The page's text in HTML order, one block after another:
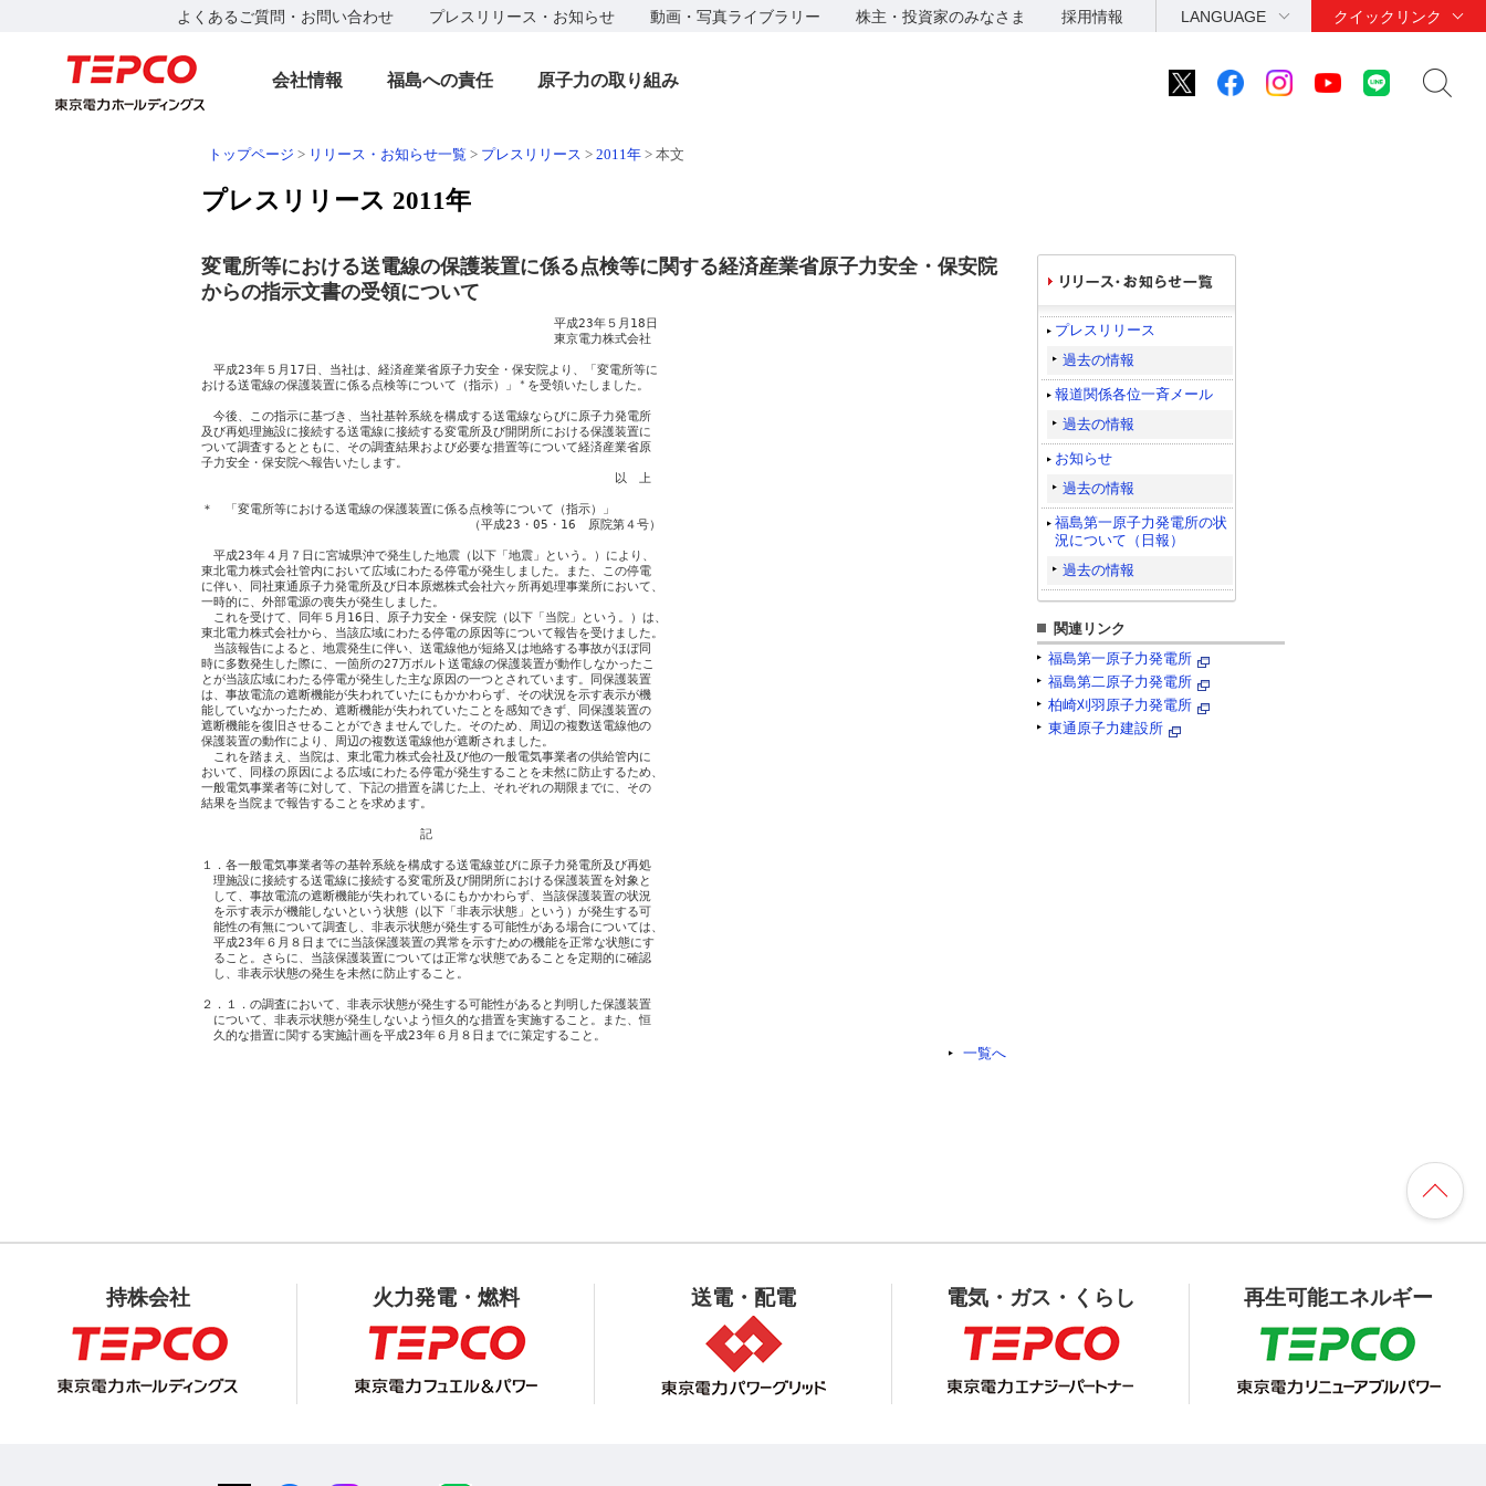
よくあるご質問・お問い合わせ プレスリリース・お知らせ 動画・写真ライブラリー 株主・投資家のみなさま 採用情報 LANGUAGE クイックリンク
会社情報 福島への責任 原子力の取り組み
トップページ > リリース・お知らせ一覧 > プレスリリース > 2011年 > 本文
プレスリリース 2011年
変電所等における送電線の保護装置に係る点検等に関する経済産業省原子力安全・保安院
からの指示文書の受領について
平成23年５月18日
東京電力株式会社
平成23年５月17日、当社は、経済産業省原子力安全・保安院より、「変電所等に
おける送電線の保護装置に係る点検等について（指示）」
＊ を受領いたしました。
今後、この指示に基づき、当社基幹系統を構成する送電線ならびに原子力発電所
及び再処理施設に接続する送電線に接続する変電所及び開閉所における保護装置に
ついて調査するとともに、その調査結果および必要な措置等について経済産業省原
子力安全・保安院へ報告いたします。
以　上
＊　「変電所等における送電線の保護装置に係る点検等について（指示）」
（平成23・05・16　原院第４号）
平成23年４月７日に宮城県沖で発生した地震（以下「地震」という。）により、
東北電力株式会社管内において広域にわたる停電が発生しました。また、この停電
に伴い、同社東通原子力発電所及び日本原燃株式会社六ヶ所再処理事業所において、
一時的に、外部電源の喪失が発生しました。
これを受けて、同年５月16日、原子力安全・保安院（以下「当院」という。）は、
東北電力株式会社から、当該広域にわたる停電の原因等について報告を受けました。
当該報告によると、地震発生に伴い、送電線他が短絡又は地絡する事故がほぼ同
時に多数発生した際に、一箇所の27万ボルト送電線の保護装置が動作しなかったこ
とが当該広域にわたる停電が発生した主な原因の一つとされています。同保護装置
は、事故電流の遮断機能が失われていたにもかかわらず、その状況を示す表示が機
能していなかったため、遮断機能が失われていたことを感知できず、同保護装置の
遮断機能を復旧させることができませんでした。そのため、周辺の複数送電線他の
保護装置の動作により、周辺の複数送電線他が遮断されました。
これを踏まえ、当院は、東北電力株式会社及び他の一般電気事業者の供給管内に
おいて、同様の原因による広域にわたる停電が発生することを未然に防止するため、
一般電気事業者等に対して、下記の措置を講じた上、それぞれの期限までに、その
結果を当院まで報告することを求めます。
記
１．各一般電気事業者等の基幹系統を構成する送電線並びに原子力発電所及び再処
理施設に接続する送電線に接続する変電所及び開閉所における保護装置を対象と
して、事故電流の遮断機能が失われているにもかかわらず、当該保護装置の状況
を示す表示が機能しないという状態（以下「非表示状態」という）が発生する可
能性の有無について調査し、非表示状態が発生する可能性がある場合については、
平成23年６月８日までに当該保護装置の異常を示すための機能を正常な状態にす
ること。さらに、当該保護装置については正常な状態であることを定期的に確認
し、非表示状態の発生を未然に防止すること。
２．１．の調査において、非表示状態が発生する可能性があると判明した保護装置
について、非表示状態が発生しないよう恒久的な措置を実施すること。また、恒
一覧へ
プレスリリース
過去の情報
報道関係各位一斉メール
過去の情報
お知らせ
過去の情報
福島第一原子力発電所の状
況について（日報）
過去の情報
関連リンク
福島第一原子力発電所
福島第二原子力発電所
柏崎刈羽原子力発電所
東通原子力建設所
持株会社 火力発電・燃料 送電・配電 電気・ガス・くらし 再生可能エネルギー